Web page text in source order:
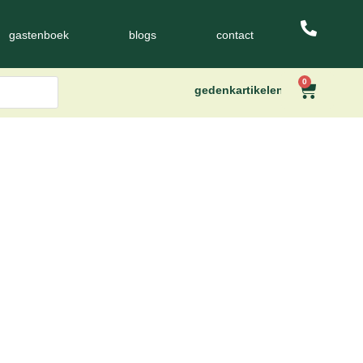
gastenboek blogs contact
gedenkartikelen
0